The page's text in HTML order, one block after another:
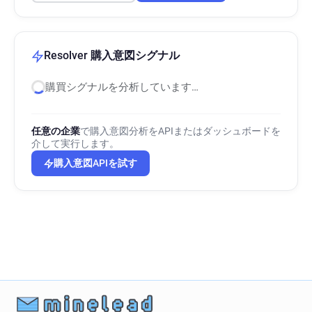
Resolver 購入意図シグナル
購買シグナルを分析しています…
任意の企業で購入意図分析をAPIまたはダッシュボードを
介して実行します。
購入意図APIを試す